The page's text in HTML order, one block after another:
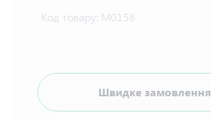
Код товару: М0158
Швидке замовлення